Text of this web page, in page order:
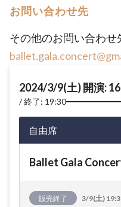
お問い合わせ先
その他のお問い合わせ
2024/3/9(土) 開演:
終了: 19:30
自由席
Ballet Gala
販売終了 3/9(土)